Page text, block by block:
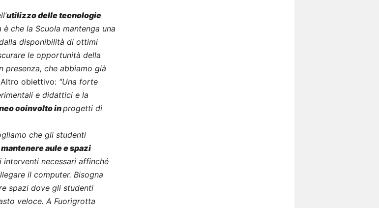
utilizzo delle tecnologie
che la Scuola mantenga una
disponibilità di ottimi
le opportunità della
che abbiamo già
obiettivo: “Una forte
e didattici e la
coinvolto inprogetti di
che gli studenti
aule e spazi
interventi necessari affinché
il computer. Bisogna
spazi dove gli studenti
veloce. A Fuorigrotta